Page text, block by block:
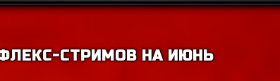
СТРИМОВ НА ИЮНЬ